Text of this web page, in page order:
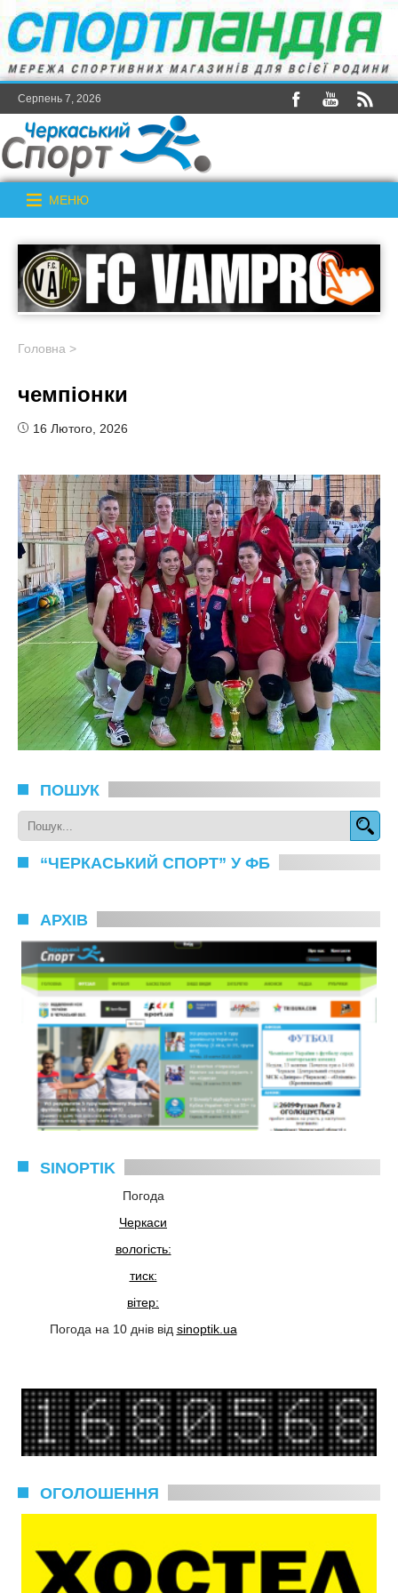
Серпень 7, 2026
МЕНЮ
Головна >
чемпіонки
16 Лютого, 2026
ПОШУК
“ЧЕРКАСЬКИЙ СПОРТ” У ФБ
АРХІВ
SINOPTIK
Погода
Черкаси
вологість:
тиск:
вітер:
Погода на 10 днів від sinoptik.ua
ОГОЛОШЕННЯ